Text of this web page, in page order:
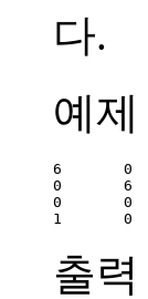
다.
예
6       0
0       6
0       0
1       0
출